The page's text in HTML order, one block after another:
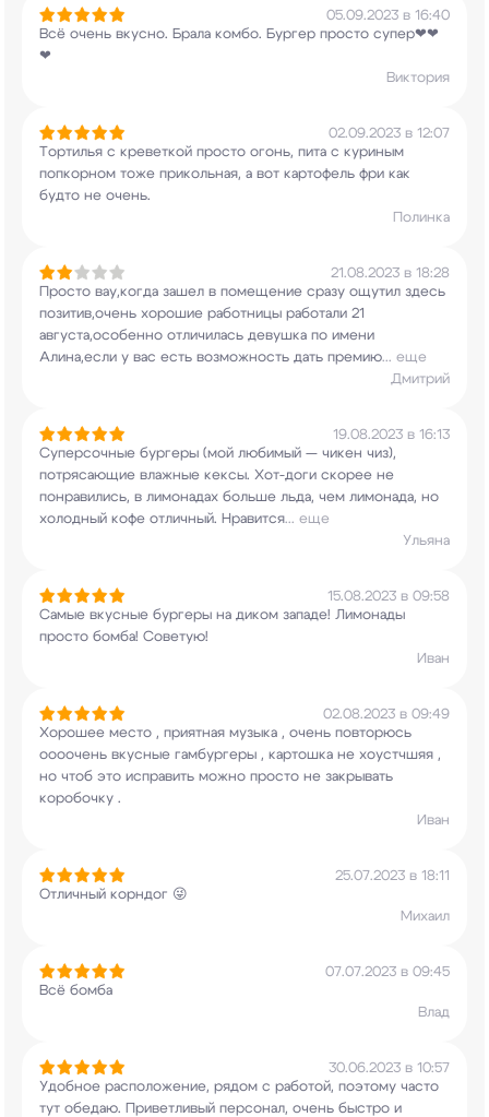
05.09.2023 в 16:40
Всë очень вкусно. Брала комбо. Бургер просто супер❤❤
❤
Виктория
02.09.2023 в 12:07
Тортилья с креветкой просто огонь, пита с куриным
попкорном тоже прикольная, а вот картофель фри как
будто не очень.
Полинка
21.08.2023 в 18:28
Просто вау,когда зашел в помещение сразу ощутил здесь
позитив,очень хорошие работницы работали 21
августа,особенно отличилась девушка по имени
Алина,если у вас есть возможность дать премию... еще
Дмитрий
19.08.2023 в 16:13
Суперсочные бургеры (мой любимый — чикен чиз),
потрясающие влажные кексы. Хот-доги скорее не
понравились, в лимонадах больше льда, чем лимонада, но
холодный кофе отличный. Нравится... еще
Ульяна
15.08.2023 в 09:58
Самые вкусные бургеры на диком западе! Лимонады
просто бомба! Советую!
Иван
02.08.2023 в 09:49
Хорошее место , приятная музыка , очень повторюсь
оооочень вкусные гамбургеры , картошка не хоустчшяя ,
но чтоб это исправить можно просто не закрывать
коробочку .
Иван
25.07.2023 в 18:11
Отличный корндог 😜
Михаил
07.07.2023 в 09:45
Всё бомба
Влад
30.06.2023 в 10:57
Удобное расположение, рядом с работой, поэтому часто
тут обедаю. Приветливый персонал, очень быстро и